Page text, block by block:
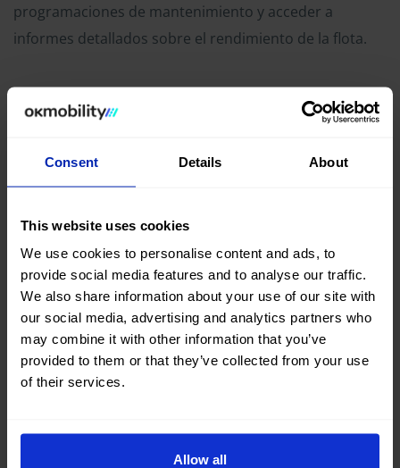
Consent Details About
This website uses cookies
We use cookies to personalise content and ads, to
provide social media features and to analyse our traffic.
We also share information about your use of our site with
our social media, advertising and analytics partners who
may combine it with other information that you’ve
provided to them or that they’ve collected from your use
of their services.
Allow all
programaciones de mantenimiento y acceder a
informes detallados sobre el rendimiento de la flota.
suscripción de furgonetas